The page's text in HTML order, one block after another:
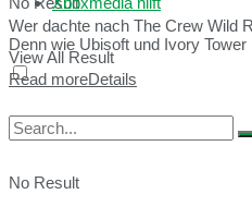
View All Result
No Result
Wer dachte nach The Crew Wild
Denn wie Ubisoft und Ivory Tower
Read moreDetails